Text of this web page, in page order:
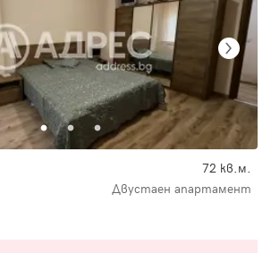
72 кв.м.
Двустаен апартамент